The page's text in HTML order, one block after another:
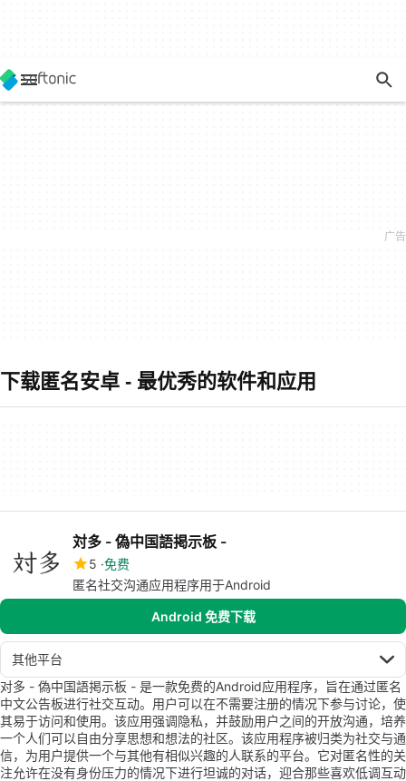
下载匿名安卓 - 最优秀的软件和应用
対多 - 偽中国語掲示板 -
5 免费
匿名社交沟通应用程序用于Android
Android 免费下载
其他平台
对多 - 偽中国語掲示板 - 是一款免费的Android应用程序，旨在通过匿名
中文公告板进行社交互动。用户可以在不需要注册的情况下参与讨论，使
其易于访问和使用。该应用强调隐私，并鼓励用户之间的开放沟通，培养
一个人们可以自由分享思想和想法的社区。该应用程序被归类为社交与通
信，为用户提供一个与其他有相似兴趣的人联系的平台。它对匿名性的关
注允许在没有身份压力的情况下进行坦诚的对话，迎合那些喜欢低调互动